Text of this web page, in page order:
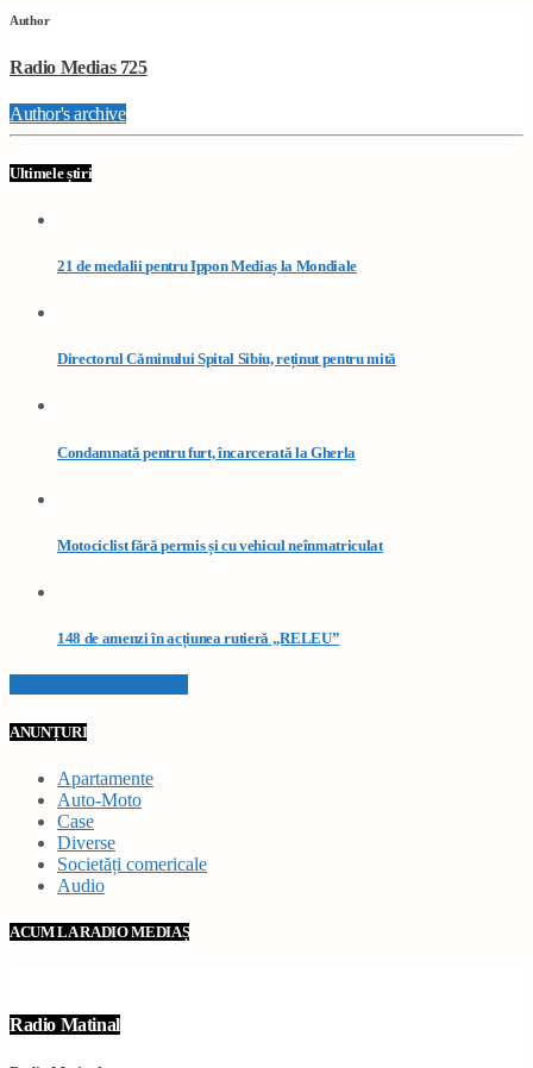
Author
Radio Medias 725
Author's archive
Ultimele știri
21 de medalii pentru Ippon Mediaș la Mondiale
Directorul Căminului Spital Sibiu, reținut pentru mită
Condamnată pentru furt, încarcerată la Gherla
Motociclist fără permis și cu vehicul neînmatriculat
148 de amenzi în acțiunea rutieră „RELEU”
ANUNȚURI
Apartamente
Auto-Moto
Case
Diverse
Societăți comericale
Audio
ACUM LA RADIO MEDIAȘ
Radio Matinal